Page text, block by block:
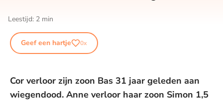
Leestijd: 2 min
Geef een hartje 0x
Cor verloor zijn zoon Bas 31 jaar geleden aan
wiegendood. Anne verloor haar zoon Simon 1,5